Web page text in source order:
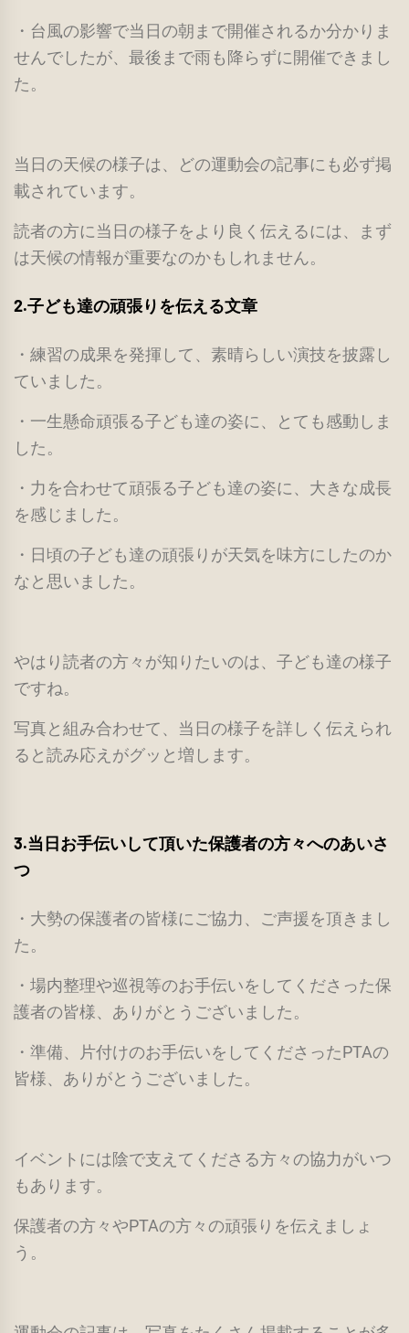
・台風の影響で当日の朝まで開催されるか分かりま
せんでしたが、最後まで雨も降らずに開催できまし
た。
当日の天候の様子は、どの運動会の記事にも必ず掲
載されています。
読者の方に当日の様子をより良く伝えるには、まず
は天候の情報が重要なのかもしれません。
2.子ども達の頑張りを伝える文章
・練習の成果を発揮して、素晴らしい演技を披露し
ていました。
・一生懸命頑張る子ども達の姿に、とても感動しま
した。
・力を合わせて頑張る子ども達の姿に、大きな成長
を感じました。
・日頃の子ども達の頑張りが天気を味方にしたのか
なと思いました。
やはり読者の方々が知りたいのは、子ども達の様子
ですね。
写真と組み合わせて、当日の様子を詳しく伝えられ
ると読み応えがグッと増します。
3.当日お手伝いして頂いた保護者の方々へのあいさ
つ
・大勢の保護者の皆様にご協力、ご声援を頂きまし
た。
・場内整理や巡視等のお手伝いをしてくださった保
護者の皆様、ありがとうございました。
・準備、片付けのお手伝いをしてくださったPTAの
皆様、ありがとうございました。
イベントには陰で支えてくださる方々の協力がいつ
もあります。
保護者の方々やPTAの方々の頑張りを伝えましょ
う。